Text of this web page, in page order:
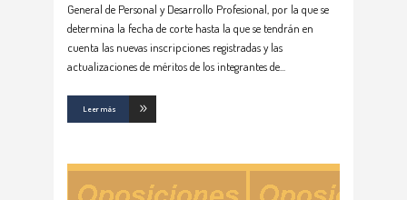
General de Personal y Desarrollo Profesional, por la que se
determina la fecha de corte hasta la que se tendrán en
cuenta las nuevas inscripciones registradas y las
actualizaciones de méritos de los integrantes de
Leer más